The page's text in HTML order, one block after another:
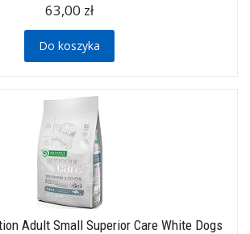
63,00 zł
Do koszyka
Adult Small Superior Care White Dogs